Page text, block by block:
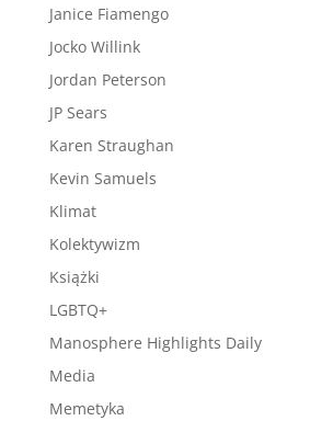
Janice Fiamengo
Jocko Willink
Jordan Peterson
JP Sears
Karen Straughan
Kevin Samuels
Klimat
Kolektywizm
Książki
LGBTQ+
Manosphere Highlights Daily
Media
Memetyka